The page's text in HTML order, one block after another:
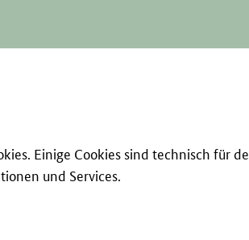
Einige Cookies sind technisch für
und Services.